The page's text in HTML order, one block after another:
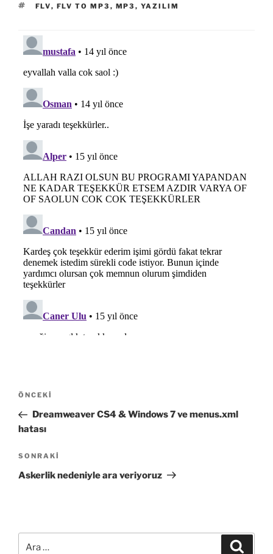
ETIKETLER
FLV, FLV TO MP3 , MP3 , YAZILIM
Yazı
Önceki
Yazı
ÖNCEKI
Dreamweaver CS4 & Windows 7 ve menus.xml
hatası
Sonraki
Yazı
SONRAKI
Askerlik nedeniyle ara veriyoruz